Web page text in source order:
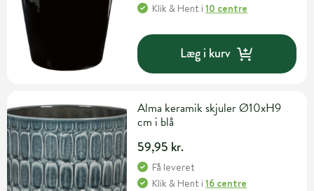
Klik & Hent i10 centre
Læg i kurv
Alma keramik skjuler Ø10xH9
cm i blå
59,95 kr.
Få leveret
Klik & Hent i16 centre